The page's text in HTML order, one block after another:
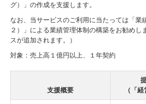
グ）」の作成を支援します。
なお、当サービスのご利用に当たっては「業
２）」による業績管理体制の構築をお勧めし
スが追加されます。）
対象：売上高１億円以上、１年契約
支援概要
（ 「